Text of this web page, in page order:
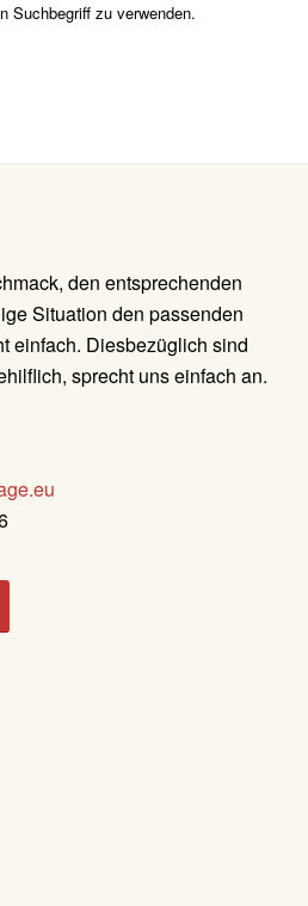
Suchbegriff zu verwenden.
den entsprechenden
Situation den passenden
einfach. Diesbezüglich sind
sprecht uns einfach an.